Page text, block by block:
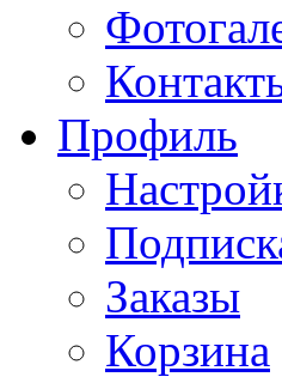
Профиль
Заказы
Корзина